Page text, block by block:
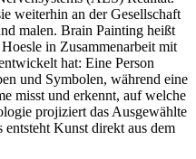
weiterhin an der Gesellschaft
malen. Brain Painting heißt
in Zusammenarbeit mit
hat: Eine Person
und Symbolen, während eine
misst und erkennt, auf welche
projiziert das Ausgewählte
Kunst direkt aus dem